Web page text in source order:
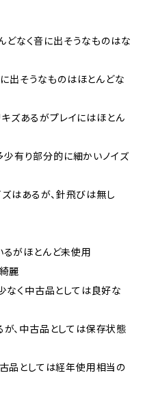
なく音に出そうなものはな
そうなものはほとんどな
ズあるがプレイにはほとん
有り部分的に細かいノイズ
はあるが、針飛びは無し
るがほとんど未使用
麗
なく中古品としては良好な
、中古品としては保存状態
品としては経年使用相当の